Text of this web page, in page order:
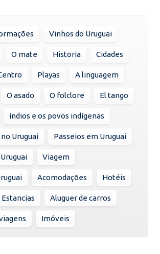
Vinhos do Uruguai
O mate Historia Cidades
Playas A linguagem
O asado O folclore El tango
índios e os povos indígenas
Uruguai Passeios em Uruguai
Viagem
Acomodações Hotéis
Estancias Aluguer de carros
Imóveis